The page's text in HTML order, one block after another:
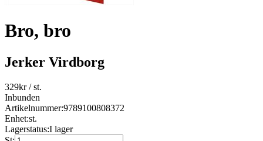
Bro, bro
Jerker Virdborg
329kr/ st.
Inbunden
Artikelnummer:9789100808372
Enhet:st.
Lagerstatus:I lager